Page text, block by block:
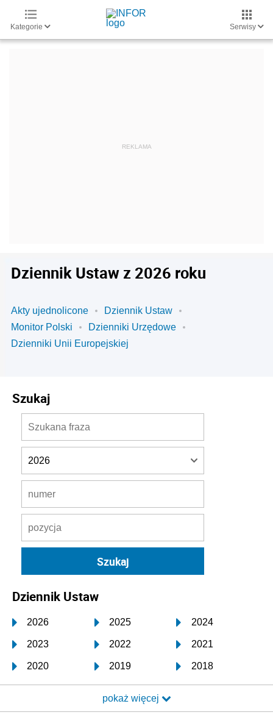
Kategorie Serwisy
Dziennik Ustaw z 2026 roku
Akty ujednolicone
Dziennik Ustaw
Monitor Polski
Dzienniki Urzędowe
Dzienniki Unii Europejskiej
Szukaj
Dziennik Ustaw
2026 2025 2024
2023 2022 2021
2020 2019 2018
2017 2016 2015
2014 2013 2012
pokaż więcej